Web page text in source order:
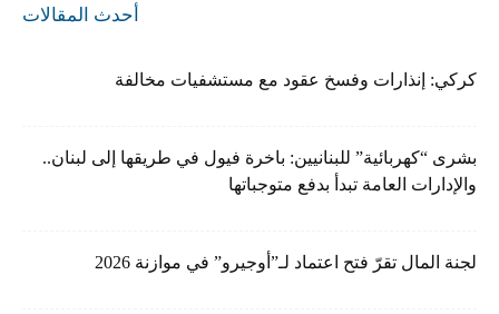
أحدث المقالات
كركي: إنذارات وفسخ عقود مع مستشفيات مخالفة
بشرى “كهربائية” للبنانيين: باخرة فيول في طريقها إلى لبنان..
والإدارات العامة تبدأ بدفع متوجباتها
لجنة المال تقرّ فتح اعتماد لـ”أوجيرو” في موازنة 2026